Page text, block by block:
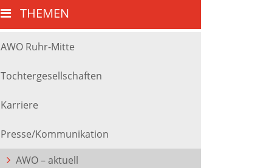
THEMEN
AWO Ruhr-Mitte
Tochtergesellschaften
Karriere
Presse/Kommunikation
AWO – aktuell